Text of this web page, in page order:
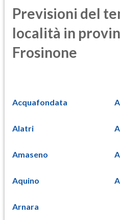
Previsioni del
località in
Frosinone
Acquafondata
Alatri
Amaseno
Aquino
Arnara